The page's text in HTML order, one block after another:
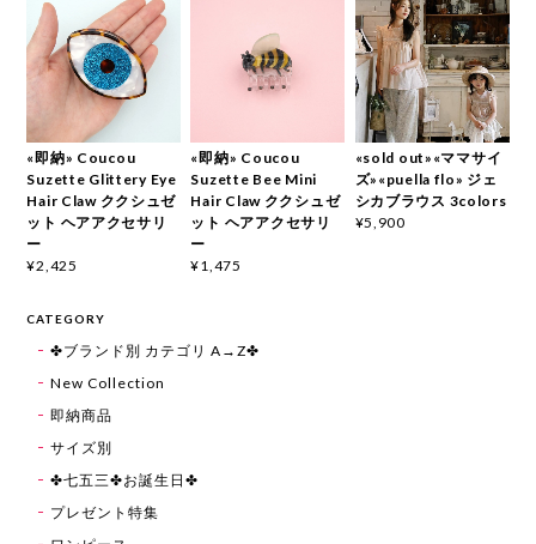
«即納» Coucou
Suzette Glittery Eye
Hair Claw ククシュゼ
ット ヘアアクセサリ
ー
¥2,425
«即納» Coucou
Suzette Bee Mini
Hair Claw ククシュゼ
ット ヘアアクセサリ
ー
¥1,475
«sold out»«ママサイ
ズ»«puella flo» ジェ
シカブラウス 3colors
¥5,900
CATEGORY
✤ブランド別 カテゴリ A→Z✤
New Collection
即納商品
サイズ別
✤七五三✤お誕生日✤
プレゼント特集